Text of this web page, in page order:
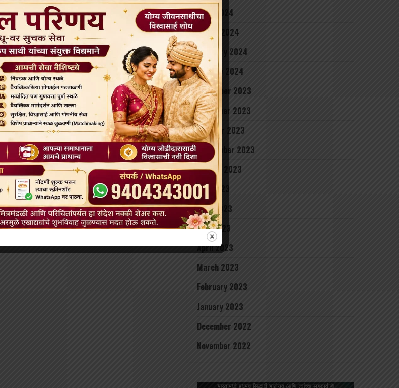
April 2024
March 2024
February 2024
January 2024
December 2023
November 2023
October 2023
September 2023
August 2023
July 2023
June 2023
May 2023
April 2023
March 2023
February 2023
January 2023
December 2022
November 2022